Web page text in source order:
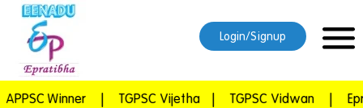
Login/Signup
| TGPSC Vijetha | TGPSC Vidwan | Epratibha Super